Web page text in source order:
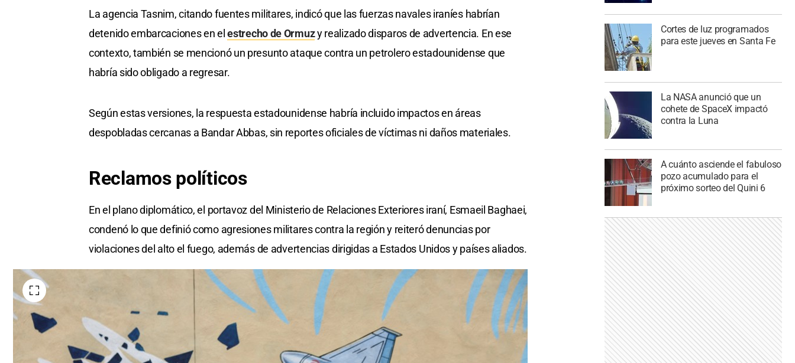
La agencia Tasnim, citando fuentes militares, indicó que las fuerzas navales iraníes habrían
detenido embarcaciones en elestrecho de Ormuzy realizado disparos de advertencia. En ese
contexto, también se mencionó un presunto ataque contra un petrolero estadounidense que
habría sido obligado a regresar.
Según estas versiones, la respuesta estadounidense habría incluido impactos en áreas
despobladas cercanas a Bandar Abbas, sin reportes oficiales de víctimas ni daños materiales.
Reclamos políticos
En el plano diplomático, el portavoz del Ministerio de Relaciones Exteriores iraní, Esmaeil Baghaei,
condenó lo que definió como agresiones militares contra la región y reiteró denuncias por
violaciones del alto el fuego, además de advertencias dirigidas a Estados Unidos y países aliados.
Cortes de luz programados
para este jueves en Santa Fe
La NASA anunció que un
cohete de SpaceX impactó
contra la Luna
A cuánto asciende el fabuloso
pozo acumulado para el
próximo sorteo del Quini 6